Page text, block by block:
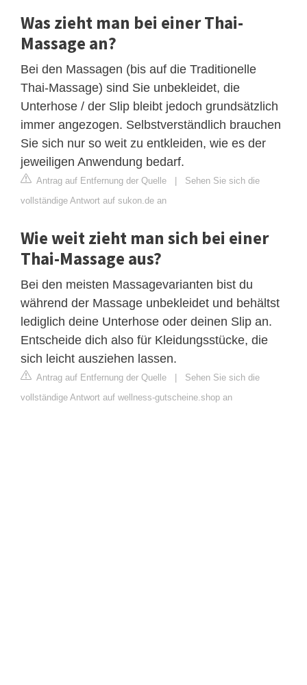
Was zieht man bei einer Thai-
Massage an?
Bei den Massagen (bis auf die Traditionelle
Thai-Massage) sind Sie unbekleidet, die
Unterhose / der Slip bleibt jedoch grundsätzlich
immer angezogen. Selbstverständlich brauchen
Sie sich nur so weit zu entkleiden, wie es der
jeweiligen Anwendung bedarf.
Antrag auf Entfernung der Quelle
Sehen Sie sich die
vollständige Antwort auf sukon.de an
Wie weit zieht man sich bei einer
Thai-Massage aus?
Bei den meisten Massagevarianten bist du
während der Massage unbekleidet und behältst
lediglich deine Unterhose oder deinen Slip an.
Entscheide dich also für Kleidungsstücke, die
sich leicht ausziehen lassen.
Antrag auf Entfernung der Quelle
Sehen Sie sich die
vollständige Antwort auf wellness-gutscheine.shop an